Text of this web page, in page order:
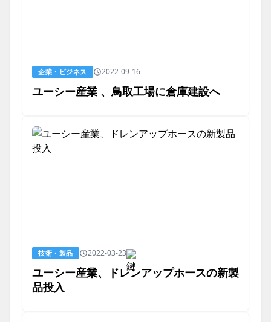
企業・ビジネス 2022-09-16
ユーシー産業 、鳥取工場に倉庫建設へ
技術・製品 2022-03-23
ユーシー産業、ドレンアップホースの新製
品投入